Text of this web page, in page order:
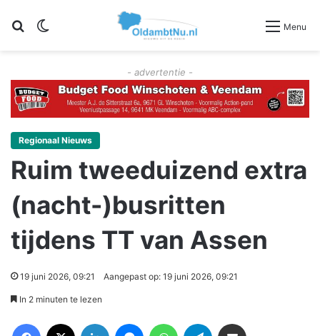
Zoeken Menu
- advertentie -
Regionaal Nieuws
Ruim tweeduizend extra
(nacht-)busritten
tijdens TT van Assen
19 juni 2026, 09:21 Aangepast op: 19 juni 2026, 09:21
In 2 minuten te lezen